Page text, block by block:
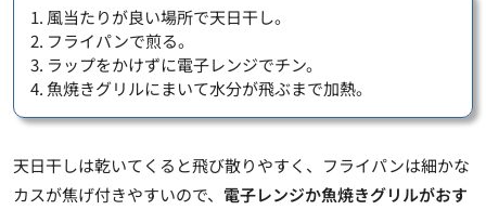
1. 風当たりが良い場所で天日干し。
2. フライパンで煎る。
3. ラップをかけずに電子レンジでチン。
4. 魚焼きグリルにまいて水分が飛ぶまで加熱。
天日干しは乾いてくると飛び散りやすく、フライパンは細かな
カスが焦げ付きやすいので、 電子レンジか魚焼きグリルがおす